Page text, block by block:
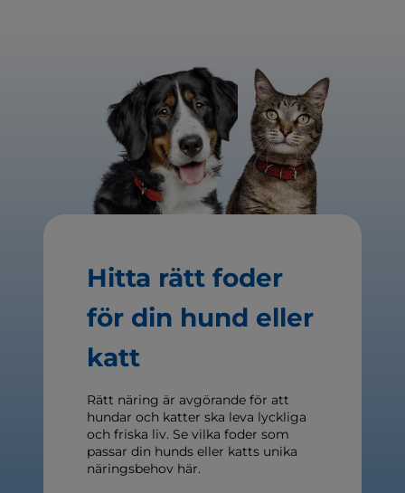
Hitta rätt foder
för din hund eller
katt
Rätt näring är avgörande för att
hundar och katter ska leva lyckliga
och friska liv. Se vilka foder som
passar din hunds eller katts unika
näringsbehov här.